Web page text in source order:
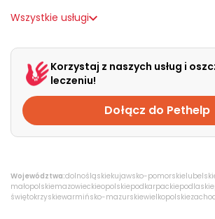
Wszystkie usługi
Korzystaj z naszych usług i
leczeniu!
Dołącz do Pethelp
Województwa:dolnośląskiekujawsko-pomorskie
małopolskiemazowieckieopolskiepodkarpackiepodlaskie
świętokrzyskiewarmińsko-mazurskiewielkopolskie